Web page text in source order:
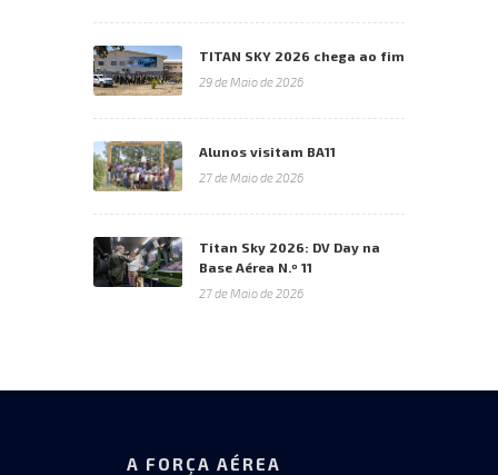
TITAN SKY 2026 chega ao fim
29 de Maio de 2026
Alunos visitam BA11
27 de Maio de 2026
Titan Sky 2026: DV Day na
Base Aérea N.º 11
27 de Maio de 2026
A FORÇA AÉREA